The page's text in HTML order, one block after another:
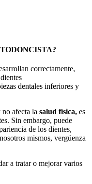
correctamente,
dentales inferiores y
afecta la salud física, es
Sin embargo, puede
de los dientes,
mismos, vergüenza
a tratar o mejorar varios